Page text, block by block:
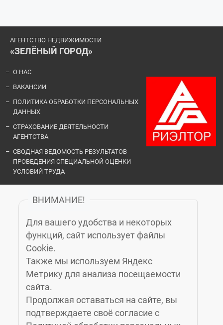
АГЕНТСТВО НЕДВИЖИМОСТИ
«ЗЕЛЁНЫЙ ГОРОД»
О НАС
ВАКАНСИИ
ПОЛИТИКА ОБРАБОТКИ ПЕРСОНАЛЬНЫХ
ДАННЫХ
СТРАХОВАНИЕ ДЕЯТЕЛЬНОСТИ
АГЕНТСТВА
СВОДНАЯ ВЕДОМОСТЬ РЕЗУЛЬТАТОВ
ПРОВЕДЕНИЯ СПЕЦИАЛЬНОЙ ОЦЕНКИ
УСЛОВИЙ ТРУДА
«ЗЕЛЁНЫЙ ГОРОД»
КАЛИНИНГРАД, МОСКОВСКИЙ ПРОСПЕКТ, 14Б, 6-Й ЭТАЖ, (4012)
76-77-91
ЗЕЛЕНОГРАДСК
(4012) 77-23-24
СВЕТЛОГОРСК, УЛ. ГАГАРИНА 1, (4012) 77-27-47
ВНИМАНИЕ!
Для вашего удобства и некоторых
функций, сайт использует файлы
Cookie.
Также мы используем Яндекс
Метрику для анализа посещаемости
сайта.
Продолжая оставаться на сайте, вы
подтверждаете своё согласие с